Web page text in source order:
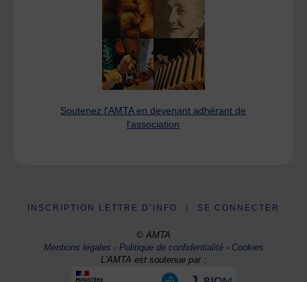
Soutenez l'AMTA en devenant adhérant de
l'association
INSCRIPTION LETTRE D’INFO SE CONNECTER
© AMTA
Mentions légales -Politique de confidentialité- Cookies
L'AMTA est soutenue par :